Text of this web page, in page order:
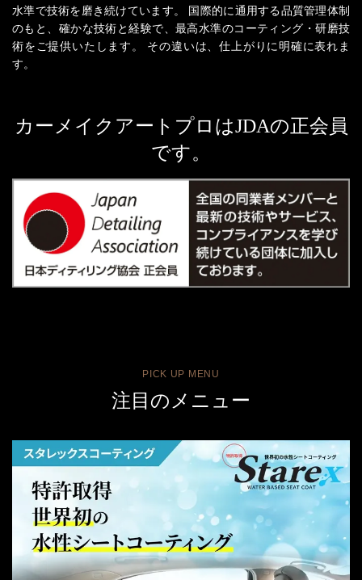
水準で技術を磨き続けています。
国際的に通用する品質管理体制
のもと、確かな技術と経験で、最高水準のコーティング・研磨技
術をご提供いたします。
その違いは、仕上がりに明確に表れま
す。
カーメイクアートプロはJDAの正会員
です。
PICK UP MENU
注目のメニュー